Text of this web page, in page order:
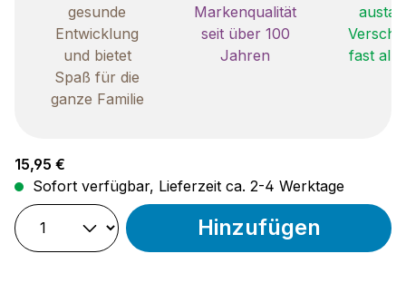
gesunde
Entwicklung
und bietet
Spaß für die
ganze Familie
Markenqualität
seit über 100
Jahren
fast
Regulärer Preis:
15,95 €
Sofort verfügbar, Lieferzeit ca. 2-4 Werktage
Hinzufügen